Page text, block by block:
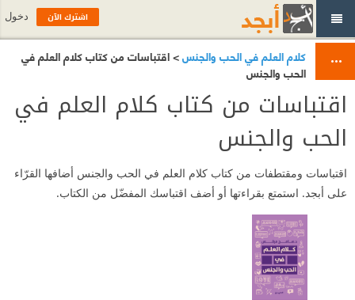
كلام العلم في الحب والجنس> اقتباسات من كتاب كلام العلم في
الحب والجنس
اقتباسات من كتاب كلام العلم في
الحب والجنس
اقتباسات ومقتطفات من كتاب كلام العلم في الحب والجنس أضافها القرّاء
على أبجد. استمتع بقراءتها أو أضف اقتباسك المفضّل من الكتاب.
اشترك الآن دخول